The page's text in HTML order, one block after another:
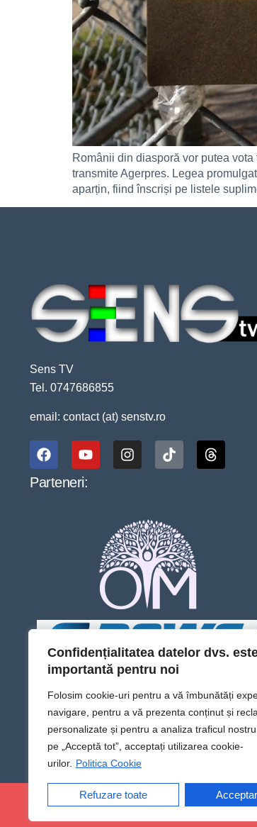
Confidențialitatea datelor dvs.
importantă pentru noi
Folosim cookie-uri pentru a vă îmbunătăți
navigare, pentru a vă prezenta conținut și
personalizate și pentru a analiza traficul
pe „Acceptă tot”, acceptați utilizarea cookie-
urilor. Politica Cookie
Refuzare toate
Românii din diasporă vor putea
transmite Agerpres. Legea
aparțin, fiind înscriși pe listele
Sens TV
Tel. 0747686855
email: contact (at) senstv.ro
Parteneri:
@Sens TV | Dă sens omului din